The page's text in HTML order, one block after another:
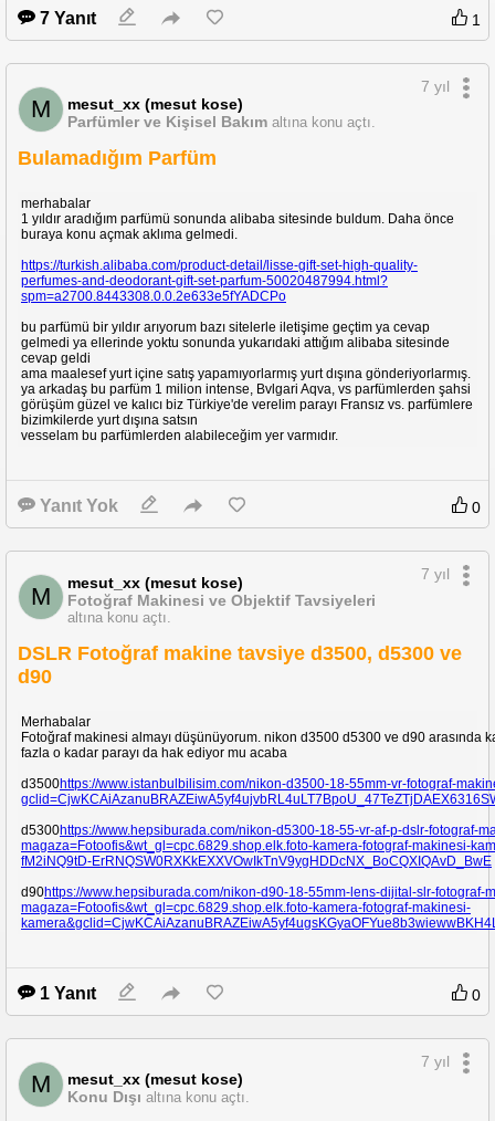
7 Yanıt 1
M
mesut_xx (mesut kose)
Parfümler ve Kişisel Bakım altına konu açtı.
7 yıl
Bulamadığım Parfüm
merhabalar
1 yıldır aradığım parfümü sonunda alibaba sitesinde buldum. Daha önce
buraya konu açmak aklıma gelmedi.
https://turkish.alibaba.com/product-detail/lisse-gift-set-high-quality-
perfumes-and-deodorant-gift-set-parfum-50020487994.html?
spm=a2700.8443308.0.0.2e633e5fYADCPo
bu parfümü bir yıldır arıyorum bazı sitelerle iletişime geçtim ya cevap
gelmedi ya ellerinde yoktu sonunda yukarıdaki attığım alibaba sitesinde
cevap geldi
ama maalesef yurt içine satış yapamıyorlarmış yurt dışına gönderiyorlarmış.
ya arkadaş bu parfüm 1 milion intense, Bvlgari Aqva, vs parfümlerden şahsi
görüşüm güzel ve kalıcı biz Türkiye'de verelim parayı Fransız vs. parfümlere
bizimkilerde yurt dışına satsın
vesselam bu parfümlerden alabileceğim yer varmıdır.
Yanıt Yok 0
M
mesut_xx (mesut kose)
Fotoğraf Makinesi ve Objektif Tavsiyeleri
altına konu açtı.
7 yıl
DSLR Fotoğraf makine tavsiye d3500, d5300 ve
d90
Merhabalar
Fotoğraf makinesi almayı düşünüyorum. nikon d3500 d5300 ve d90 arasında
fazla o kadar parayı da hak ediyor mu acaba
d3500https://www.istanbulbilisim.com/nikon-d3500-18-55mm-vr-fotograf-
d5300https://www.hepsiburada.com/nikon-d5300-18-55-vr-af-p-dslr-fotograf-
magaza=Fotoofis&wt_gl=cpc.6829.shop.elk.foto-kamera-fotograf-makinesi-
fM2iNQ9tD-ErRNQSW0RXKkEXXVOwIkTnV9ygHDDcNX_BoCQXIQAvD_BwE
d90https://www.hepsiburada.com/nikon-d90-18-55mm-lens-dijital-slr-fotograf-
magaza=Fotoofis&wt_gl=cpc.6829.shop.elk.foto-kamera-fotograf-makinesi-
1 Yanıt 0
M
mesut_xx (mesut kose)
Konu Dışı altına konu açtı.
7 yıl